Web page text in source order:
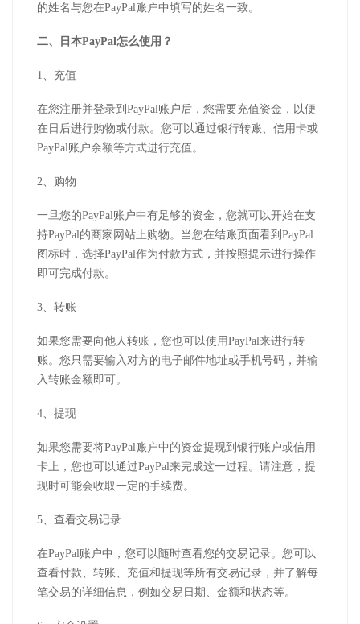
的姓名与您在PayPal账户中填写的姓名一致。
二、日本PayPal怎么使用？
1、充值
在您注册并登录到PayPal账户后，您需要充值资金，以便
在日后进行购物或付款。您可以通过银行转账、信用卡或
PayPal账户余额等方式进行充值。
2、购物
一旦您的PayPal账户中有足够的资金，您就可以开始在支
持PayPal的商家网站上购物。当您在结账页面看到PayPal
图标时，选择PayPal作为付款方式，并按照提示进行操作
即可完成付款。
3、转账
如果您需要向他人转账，您也可以使用PayPal来进行转
账。您只需要输入对方的电子邮件地址或手机号码，并输
入转账金额即可。
4、提现
如果您需要将PayPal账户中的资金提现到银行账户或信用
卡上，您也可以通过PayPal来完成这一过程。请注意，提
现时可能会收取一定的手续费。
5、查看交易记录
在PayPal账户中，您可以随时查看您的交易记录。您可以
查看付款、转账、充值和提现等所有交易记录，并了解每
笔交易的详细信息，例如交易日期、金额和状态等。